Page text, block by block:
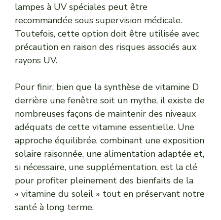
lampes à UV spéciales peut être
recommandée sous supervision médicale.
Toutefois, cette option doit être utilisée avec
précaution en raison des risques associés aux
rayons UV.
Pour finir, bien que la synthèse de vitamine D
derrière une fenêtre soit un mythe, il existe de
nombreuses façons de maintenir des niveaux
adéquats de cette vitamine essentielle. Une
approche équilibrée, combinant une exposition
solaire raisonnée, une alimentation adaptée et,
si nécessaire, une supplémentation, est la clé
pour profiter pleinement des bienfaits de la
« vitamine du soleil » tout en préservant notre
santé à long terme.